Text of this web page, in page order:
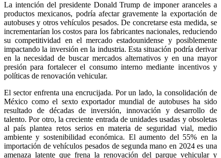
La intención del presidente Donald Trump de imponer aranceles a
productos mexicanos, podría afectar gravemente la exportación de
autobuses y otros vehículos pesados. De concretarse esta medida, se
incrementarían los costos para los fabricantes nacionales, reduciendo
su competitividad en el mercado estadounidense y posiblemente
impactando la inversión en la industria. Esta situación podría derivar
en la necesidad de buscar mercados alternativos y en una mayor
presión para fortalecer el consumo interno mediante incentivos y
políticas de renovación vehicular.
El sector enfrenta una encrucijada. Por un lado, la consolidación de
México como el sexto exportador mundial de autobuses ha sido
resultado de décadas de inversión, innovación y desarrollo de
talento. Por otro, la creciente entrada de unidades usadas y obsoletas
al país plantea retos serios en materia de seguridad vial, medio
ambiente y sostenibilidad económica. El aumento del 55% en la
importación de vehículos pesados de segunda mano en 2024 es una
amenaza latente que frena la renovación del parque vehicular y